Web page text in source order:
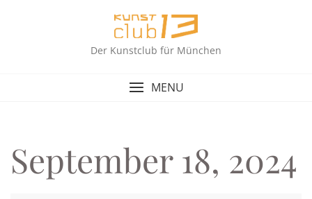
Der Kunstclub für München
MENU
September 18, 2024